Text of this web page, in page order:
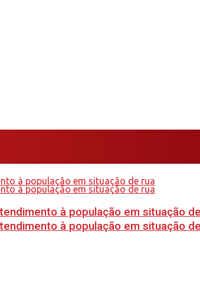
à população em situação
à população em situação